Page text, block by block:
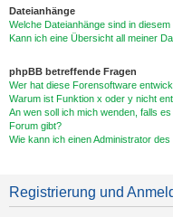
Dateianhänge
Welche Dateianhänge sind in
Kann ich eine Übersicht all meiner
phpBB betreffende Fragen
Wer hat diese Forensoftware
Warum ist Funktion x oder y nicht
An wen soll ich mich wenden, falls
Forum gibt?
Wie kann ich einen Administrator
Registrierung und